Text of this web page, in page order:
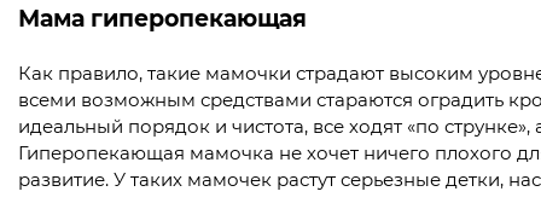
Мама гиперопекающая
Как правило, такие мамочки страдают высоким
всеми возможным средствами стараются оградить
идеальный порядок и чистота, все ходят «по
Гиперопекающая мамочка не хочет ничего плохого
развитие. У таких мамочек растут серьезные детки,